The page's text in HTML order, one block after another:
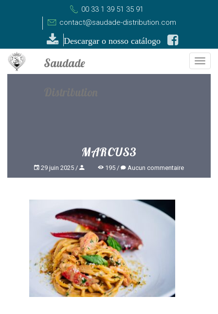
00 33 1 39 51 35 91
contact@saudade-distribution.com
Descargar o nosso catálogo
MARCUS3
29 juin 2025 195 Aucun commentaire